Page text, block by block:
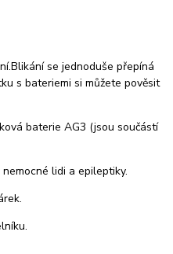
se jednoduše přepíná
s bateriemi si můžete pověsit
baterie AG3 (jsou součástí
lidi a epileptiky.